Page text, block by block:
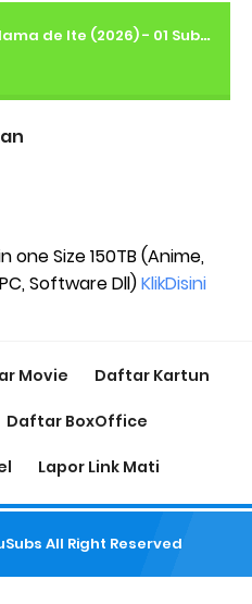
Meitantei no Mama de Ite (2026) - 01 Subtitle Indonesia
one Size 150TB (Anime,
Software Dll)KlikDisini
Movie Daftar Kartun
Daftar BoxOffice
Lapor Link Mati
All Right Reserved